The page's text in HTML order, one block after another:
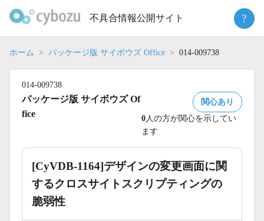
不具合情報公開サイト ?
ホーム パッケージ版 サイボウズ Office 014-009738
014-009738
パッケージ版 サイボウズ Of
fice
関心あり
0人の方が関心を示してい
ます
[CyVDB-1164]デザインの変更画面に関
するクロスサイトスクリプティングの
脆弱性